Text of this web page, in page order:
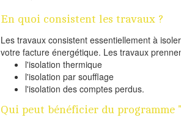
En quoi consistent les travaux ?
Les travaux consistent essentiellement à
votre facture énergétique. Les travaux
l'isolation thermique
l'isolation par soufflage
l'isolation des comptes perdus.
Qui peut bénéficier du